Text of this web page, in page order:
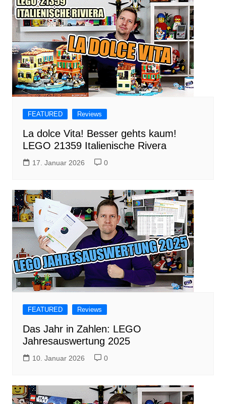
FEATURED Reviews
La dolce Vita! Besser gehts kaum!
LEGO 21359 Italienische Rivera
17. Januar 2026 0
FEATURED Reviews
Das Jahr in Zahlen: LEGO
Jahresauswertung 2025
10. Januar 2026 0